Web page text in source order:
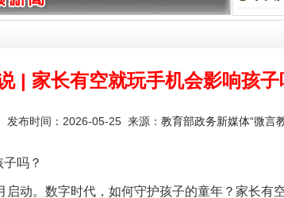
| 家长有空就玩手机会影响孩子
发布时间：2026-05-25 来源： 教育部政务新媒体“微言
吗？
。数字时代，如何守护孩子的童年？家长有空